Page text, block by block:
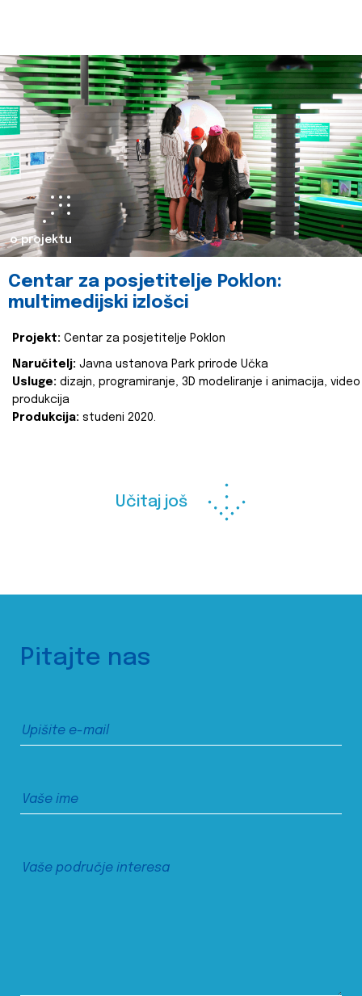
o projektu
Centar za posjetitelje Poklon:
multimedijski izlošci
Projekt: Centar za posjetitelje Poklon
Naručitelj: Javna ustanova Park prirode Učka
Usluge: dizajn, programiranje, 3D modeliranje i animacija, video
produkcija
Produkcija: studeni 2020.
Učitaj još
Pitajte nas